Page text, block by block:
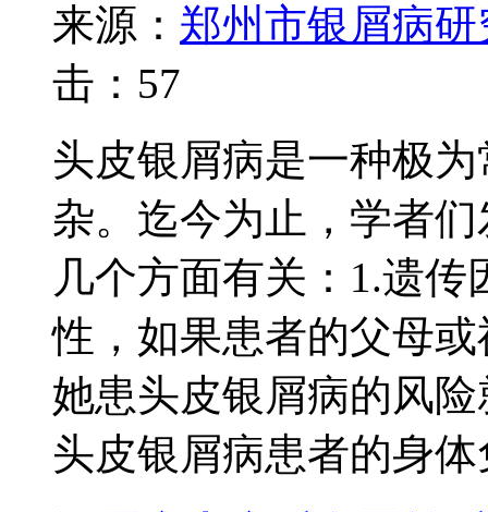
来源： 郑州市银屑病研
击： 57
头皮银屑病是一种极
杂。迄今为止，学者
几个方面有关：1.遗
性，如果患者的父母
她患头皮银屑病的风
头皮银屑病患者的身体